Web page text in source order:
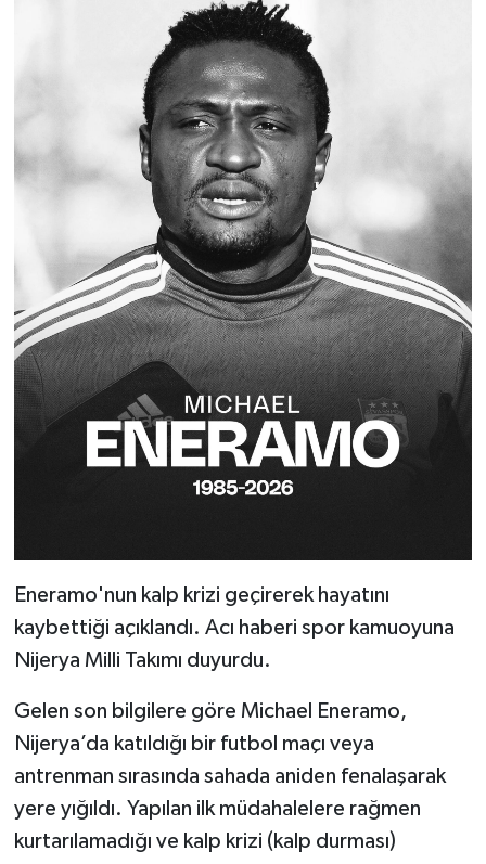
Eneramo'nun kalp krizi geçirerek hayatını
kaybettiği açıklandı. Acı haberi spor kamuoyuna
Nijerya Milli Takımı duyurdu.
Gelen son bilgilere göre Michael Eneramo,
Nijerya’da katıldığı bir futbol maçı veya
antrenman sırasında sahada aniden fenalaşarak
yere yığıldı. Yapılan ilk müdahalelere rağmen
kurtarılamadığı ve kalp krizi (kalp durması)